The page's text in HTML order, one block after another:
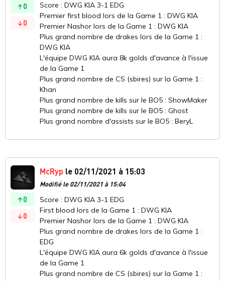
0
0
Score : DWG KIA 3-1 EDG
Premier first blood lors de la Game 1 : DWG KIA
Premier Nashor lors de la Game 1 : DWG KIA
Plus grand nombre de drakes lors de la Game 1 :
DWG KIA
L'équipe DWG KIA aura 8k golds d'avance à l'issue
de la Game 1
Plus grand nombre de CS (sbires) sur la Game 1 :
Khan
Plus grand nombre de kills sur le BO5 : ShowMaker
Plus grand nombre de kills sur le BO5 : Ghost
Plus grand nombre d'assists sur le BO5 : BeryL
0
0
McRyp le 02/11/2021 à 15:03
Modifié le 02/11/2021 à 15:04
Score : DWG KIA 3-1 EDG
First blood lors de la Game 1 : DWG KIA
Premier Nashor lors de la Game 1 : DWG KIA
Plus grand nombre de drakes lors de la Game 1 :
EDG
L'équipe DWG KIA aura 6k golds d'avance à l'issue
de la Game 1
Plus grand nombre de CS (sbires) sur la Game 1 :